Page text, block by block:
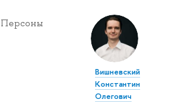
Персоны
Вишневский
Константин
Олегович